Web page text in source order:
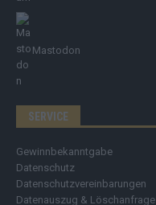
Mastodon
SERVICE
Gewinnbekanntgabe
Datenschutz
Datenschutzvereinbarungen
Datenauszug & Löschanfrage